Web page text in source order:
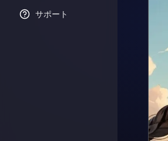
サポート